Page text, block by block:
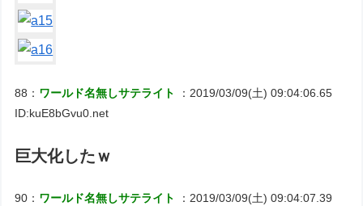
88： ワールド名無しサテライト
：2019/03/09(土) 09:04:06.65
ID:kuE8bGvu0.net
巨大化したｗ
90： ワールド名無しサテライト
：2019/03/09(土) 09:04:07.39